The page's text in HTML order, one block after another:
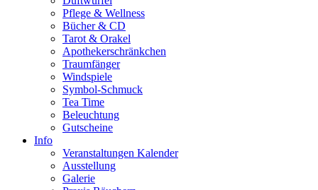
Pflege & Wellness
Bücher & CD
Tarot & Orakel
Apothekerschränkchen
Traumfänger
Windspiele
Symbol-Schmuck
Tea Time
Beleuchtung
Gutscheine
Info
Veranstaltungen Kalender
Ausstellung
Galerie